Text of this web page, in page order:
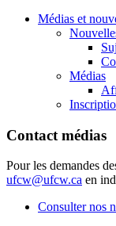
Médias et
Médias
Contact médias
Pour les demandes
ufcw@ufcw.ca en
Consulter nos